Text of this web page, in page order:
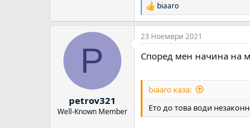
Р
е
а
к
и
biaaro
P
petrov321
Well-Known Member
23 Ноември 2021
Според мен начина на
biaaro каза:
Ето до това води